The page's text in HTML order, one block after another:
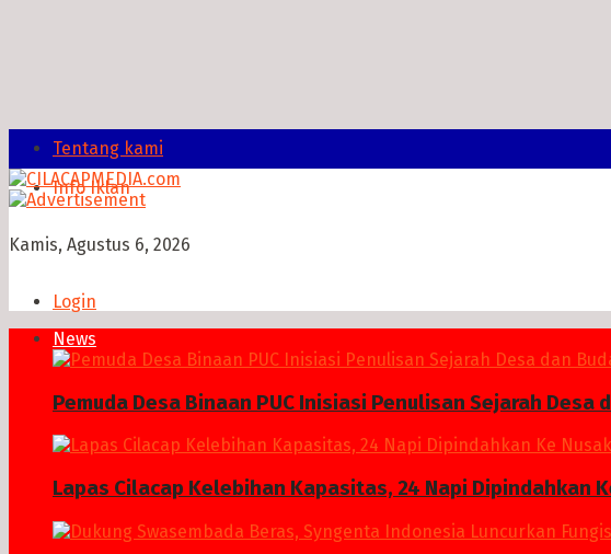
Tentang kami
Info Iklan
Kamis, Agustus 6, 2026
Login
News
Pemuda Desa Binaan PUC Inisiasi Penulisan Sejarah Desa
Lapas Cilacap Kelebihan Kapasitas, 24 Napi Dipindahkan